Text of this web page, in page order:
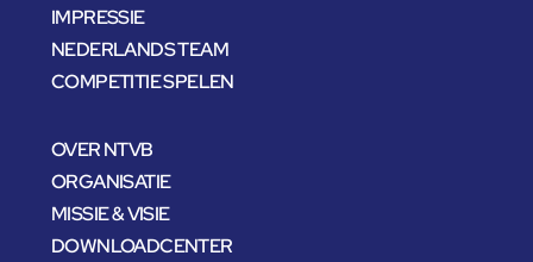
IMPRESSIE
NEDERLANDS TEAM
COMPETITIE SPELEN
OVER NTVB
ORGANISATIE
MISSIE & VISIE
DOWNLOADCENTER